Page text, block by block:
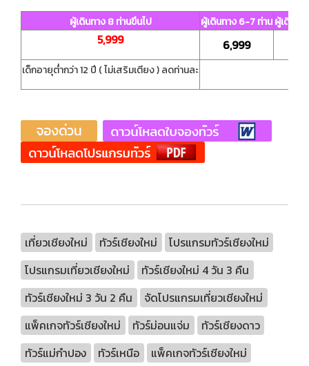
ผู้เดินทาง 8 ท่านขึนไป ผู้เดินทาง 6-7 ท่านผู้เดินท
5,999 6,999
เด็กอายุต่ำกว่า 12 ปี ( ไม่เสริมเตียง ) ลดท่านละ
เที่ยวเชียงใหม่ ทัวร์เชียงใหม่
โปรแกรมทัวร์เชียงใหม่
โปรแกรมเที่ยวเชียงใหม่
ทัวร์เชียงใหม่ 4 วัน 3 คืน
ทัวร์เชียงใหม่ 3 วัน 2 คืน
จัดโปรแกรมเที่ยวเชียงใหม่
แพ็คเกจทัวร์เชียงใหม่
ทัวร์ม่อนแจ่ม
ทัวร์เชียงดาว
ทัวร์แม่กำปอง
ทัวร์เหนือ
แพ็คเกจทัวร์เชียงใหม่